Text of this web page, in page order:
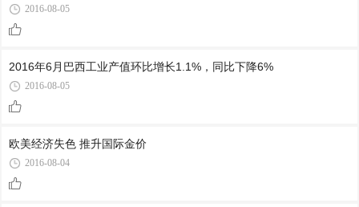
2016-08-05
2016年6月巴西工业产值环比增长1.1%，同比下降6%
2016-08-05
欧美经济失色 推升国际金价
2016-08-04